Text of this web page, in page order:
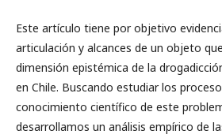
Este artículo tiene por objetivo
articulación y alcances de un objeto
dimensión epistémica de la
en Chile. Buscando estudiar los
conocimiento científico de este
desarrollamos un análisis empírico de